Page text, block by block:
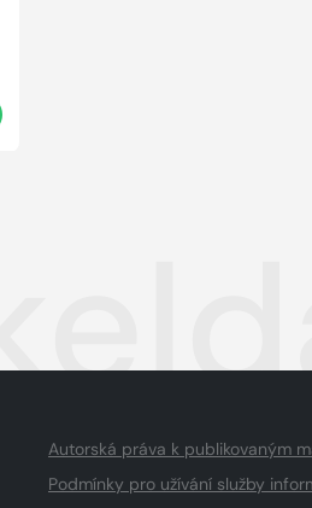
Autorská práva k publikovaným
Podmínky pro užívání služby